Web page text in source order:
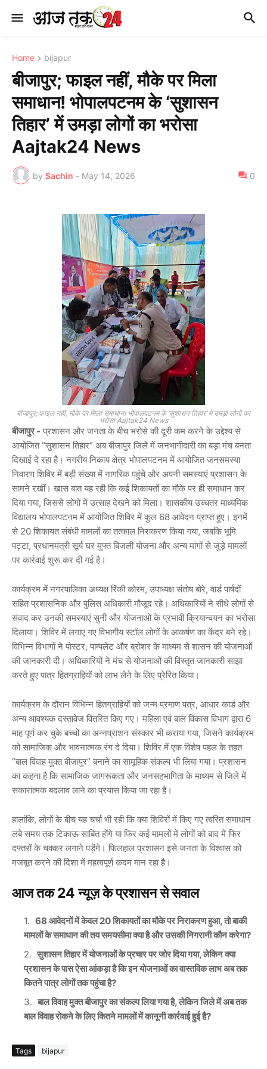
Home bijapur
बीजापुर; फाइल नहीं, मौके पर मिला
समाधान! भोपालपटनम के ‘सुशासन
तिहार’ में उमड़ा लोगों का भरोसा
Aajtak24 News
by Sachin - May 14, 2026 0
बीजापुर; फाइल नहीं, मौके पर मिला समाधान! भोपालपटनम के ‘सुशासन तिहार’ में उमड़ा लोगों का
भरोसा Aajtak24 News
बीजापुर - प्रशासन और जनता के बीच भरोसे की दूरी कम करने के उद्देश्य से
आयोजित “सुशासन तिहार” अब बीजापुर जिले में जनभागीदारी का बड़ा मंच बनता
दिखाई दे रहा है। नगरीय निकाय क्षेत्र भोपालपटनम में आयोजित जनसमस्या
निवारण शिविर में बड़ी संख्या में नागरिक पहुंचे और अपनी समस्याएं प्रशासन के
सामने रखीं। खास बात यह रही कि कई शिकायतों का मौके पर ही समाधान कर
दिया गया, जिससे लोगों में उत्साह देखने को मिला। शासकीय उच्चतर माध्यमिक
विद्यालय भोपालपटनम में आयोजित शिविर में कुल 68 आवेदन प्राप्त हुए। इनमें
से 20 शिकायत संबंधी मामलों का तत्काल निराकरण किया गया, जबकि भूमि
पट्टा, प्रधानमंत्री सूर्य घर मुफ्त बिजली योजना और अन्य मांगों से जुड़े मामलों
पर कार्रवाई शुरू कर दी गई है।
कार्यक्रम में नगरपालिका अध्यक्ष रिंकी कोरम, उपाध्यक्ष संतोष बोरे, वार्ड पार्षदों
सहित प्रशासनिक और पुलिस अधिकारी मौजूद रहे। अधिकारियों ने सीधे लोगों से
संवाद कर उनकी समस्याएं सुनीं और योजनाओं के प्रभावी क्रियान्वयन का भरोसा
दिलाया। शिविर में लगाए गए विभागीय स्टॉल लोगों के आकर्षण का केंद्र बने रहे।
विभिन्न विभागों ने पोस्टर, पाम्पलेट और ब्रोशर के माध्यम से शासन की योजनाओं
की जानकारी दी। अधिकारियों ने मंच से योजनाओं की विस्तृत जानकारी साझा
करते हुए पात्र हितग्राहियों को लाभ लेने के लिए प्रेरित किया।
कार्यक्रम के दौरान विभिन्न हितग्राहियों को जन्म प्रमाण पत्र, आधार कार्ड और
अन्य आवश्यक दस्तावेज वितरित किए गए। महिला एवं बाल विकास विभाग द्वारा 6
माह पूर्ण कर चुके बच्चों का अन्नप्राशन संस्कार भी कराया गया, जिसने कार्यक्रम
को सामाजिक और भावनात्मक रंग दे दिया। शिविर में एक विशेष पहल के तहत
“बाल विवाह मुक्त बीजापुर” बनाने का सामूहिक संकल्प भी लिया गया। प्रशासन
का कहना है कि सामाजिक जागरूकता और जनसहभागिता के माध्यम से जिले में
सकारात्मक बदलाव लाने का प्रयास किया जा रहा है।
हालांकि, लोगों के बीच यह चर्चा भी रही कि क्या शिविरों में किए गए त्वरित समाधान
लंबे समय तक टिकाऊ साबित होंगे या फिर कई मामलों में लोगों को बाद में फिर
दफ्तरों के चक्कर लगाने पड़ेंगे। फिलहाल प्रशासन इसे जनता के विश्वास को
मजबूत करने की दिशा में महत्वपूर्ण कदम मान रहा है।
आज तक 24 न्यूज़ के प्रशासन से सवाल
68 आवेदनों में केवल 20 शिकायतों का मौके पर निराकरण हुआ, तो बाकी
मामलों के समाधान की तय समयसीमा क्या है और उसकी निगरानी कौन करेगा?
सुशासन तिहार में योजनाओं के प्रचार पर जोर दिया गया, लेकिन क्या
प्रशासन के पास ऐसा आंकड़ा है कि इन योजनाओं का वास्तविक लाभ अब तक
कितने पात्र लोगों तक पहुंचा है?
बाल विवाह मुक्त बीजापुर का संकल्प लिया गया है, लेकिन जिले में अब तक
बाल विवाह रोकने के लिए कितने मामलों में कानूनी कार्रवाई हुई है?
Tags bijapur